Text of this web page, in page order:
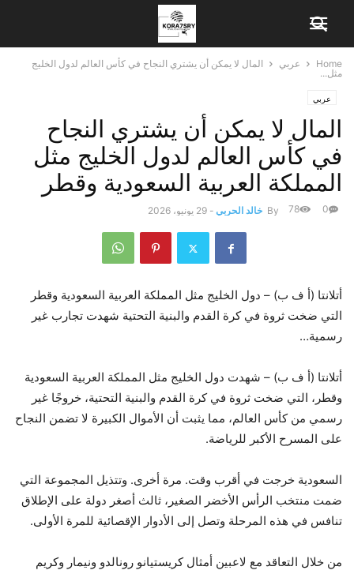
Home عربي
المال لا يمكن أن يشتري النجاح في كأس العالم لدول الخليج
مثل...
عربي
المال لا يمكن أن يشتري النجاح
في كأس العالم لدول الخليج مثل
المملكة العربية السعودية وقطر
By خالد الحربي - 29 يونيو، 2026 0
78
أتلانتا (أ ف ب) – دول الخليج مثل المملكة العربية السعودية وقطر
التي ضخت ثروة في كرة القدم والبنية التحتية شهدت تجارب غير
رسمية…
أتلانتا (أ ف ب) – شهدت دول الخليج مثل المملكة العربية السعودية
وقطر، التي ضخت ثروة في كرة القدم والبنية التحتية، خروجًا غير
رسمي من كأس العالم، مما يثبت أن الأموال الكبيرة لا تضمن النجاح
على المسرح الأكبر للرياضة.
السعودية خرجت في أقرب وقت. مرة أخرى. وتتذيل المجموعة التي
ضمت منتخب الرأس الأخضر الصغير، ثالث أصغر دولة على الإطلاق
تنافس في هذه المرحلة وتصل إلى الأدوار الإقصائية للمرة الأولى.
من خلال التعاقد مع لاعبين أمثال كريستيانو رونالدو ونيمار وكريم